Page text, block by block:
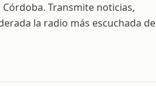
Transmite noticias,
la radio más escuchada de